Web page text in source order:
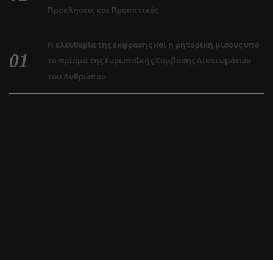
Προκλήσεις και Προοπτικές
Η ελευθερία της έκφρασης και η ρητορική μίσους υπό
το πρίσμα της Ευρωπαϊκής Σύμβασης Δικαιωμάτων
του Ανθρώπου